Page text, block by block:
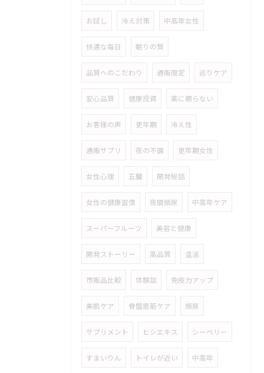
お試し 冷え対策 中高年女性
快適な毎日 眠りの質
品質へのこだわり 通販限定 巡りケア
安心品質 健康投資 薬に頼らない
お客様の声 更年期 冷え性
通販サプリ 夜の不調 更年期女性
女性心理 五臓 開発秘話
女性の健康習慣 夜間頻尿 中高年ケア
スーパーフルーツ 美容と健康
開発ストーリー 高品質 温活
市販品比較 体験談 免疫力アップ
美肌ケア 骨盤底筋ケア 頻尿
サプリメント ヒシエキス シーベリー
すまいりん トイレが近い 中高年